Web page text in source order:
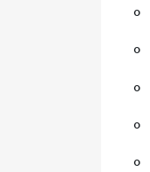
⚬
⚬
⚬
⚬
⚬